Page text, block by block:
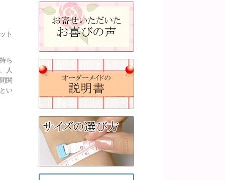
ト
ち
人
関
い